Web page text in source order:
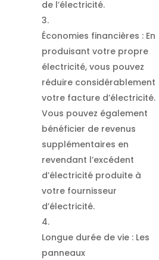
de l’électricité.
Économies financières : En
produisant votre propre
électricité, vous pouvez
réduire considérablement
votre facture d’électricité.
Vous pouvez également
bénéficier de revenus
supplémentaires en
revendant l’excédent
d’électricité produite à
votre fournisseur
d’électricité.
Longue durée de vie : Les
panneaux